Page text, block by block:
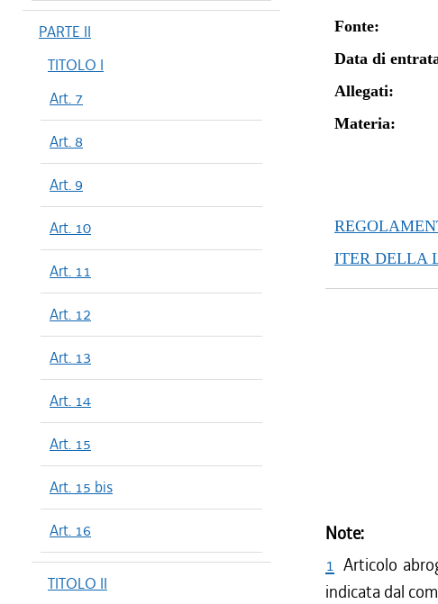
PARTE II
TITOLO I
Art. 7
Art. 8
Art. 9
Art. 10
Art. 11
Art. 12
Art. 13
Art. 14
Art. 15
Art. 15 bis
Art. 16
TITOLO II
Fonte:
Data di
Allegati:
Materia:
ITER DELLA
Note:
1 Articolo
indicata dal